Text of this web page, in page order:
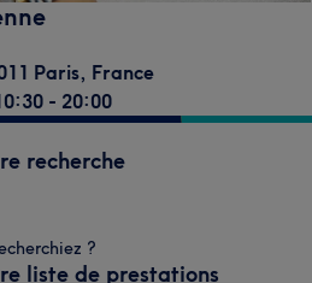
Paris, France
- 20:00
recherche
?
liste de prestations